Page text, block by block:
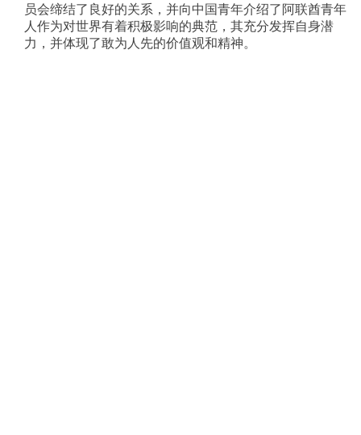
员会缔结了良好的关系，并向中国青年介绍了阿联酋青年
人作为对世界有着积极影响的典范，其充分发挥自身潜
力，并体现了敢为人先的价值观和精神。